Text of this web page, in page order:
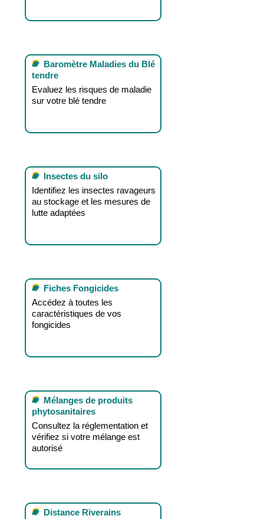
Baromètre Maladies du Blé
tendre
Evaluez les risques de maladie
sur votre blé tendre
Insectes du silo
Identifiez les insectes ravageurs
au stockage et les mesures de
lutte adaptées
Fiches Fongicides
Accédez à toutes les
caractéristiques de vos
fongicides
Mélanges de produits
phytosanitaires
Consultez la réglementation et
vérifiez si votre mélange est
autorisé
Distance Riverains